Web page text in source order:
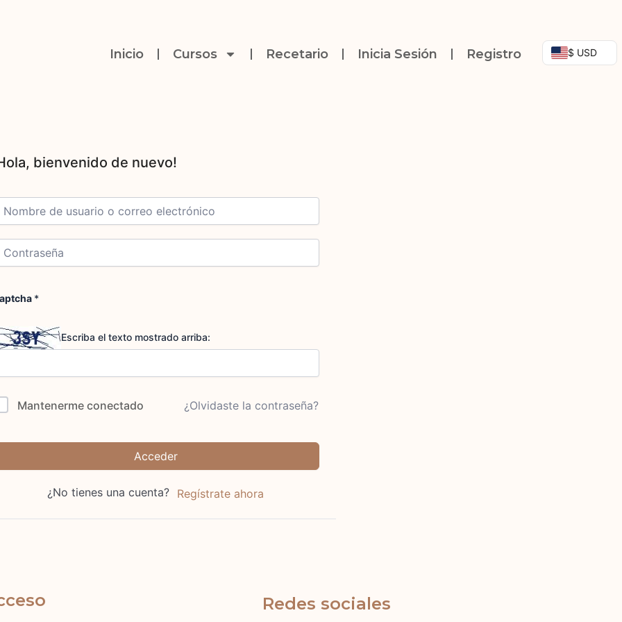
Inicio Cursos Recetario Inicia Sesión Registro $ USD
*
Escriba el texto mostrado arriba:
Mantenerme conectado ¿Olvidaste la contraseña?
Acceder
¿No tienes una cuenta? Regístrate ahora
Redes sociales